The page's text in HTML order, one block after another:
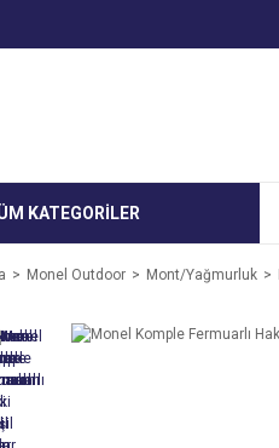
KATEGORİLER
Monel Outdoor Mont/Yağmurluk